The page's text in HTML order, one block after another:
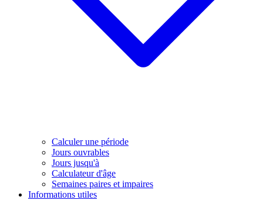
Calculer une période
Jours ouvrables
Jours jusqu'à
Calculateur d'âge
Semaines paires et impaires
Informations utiles